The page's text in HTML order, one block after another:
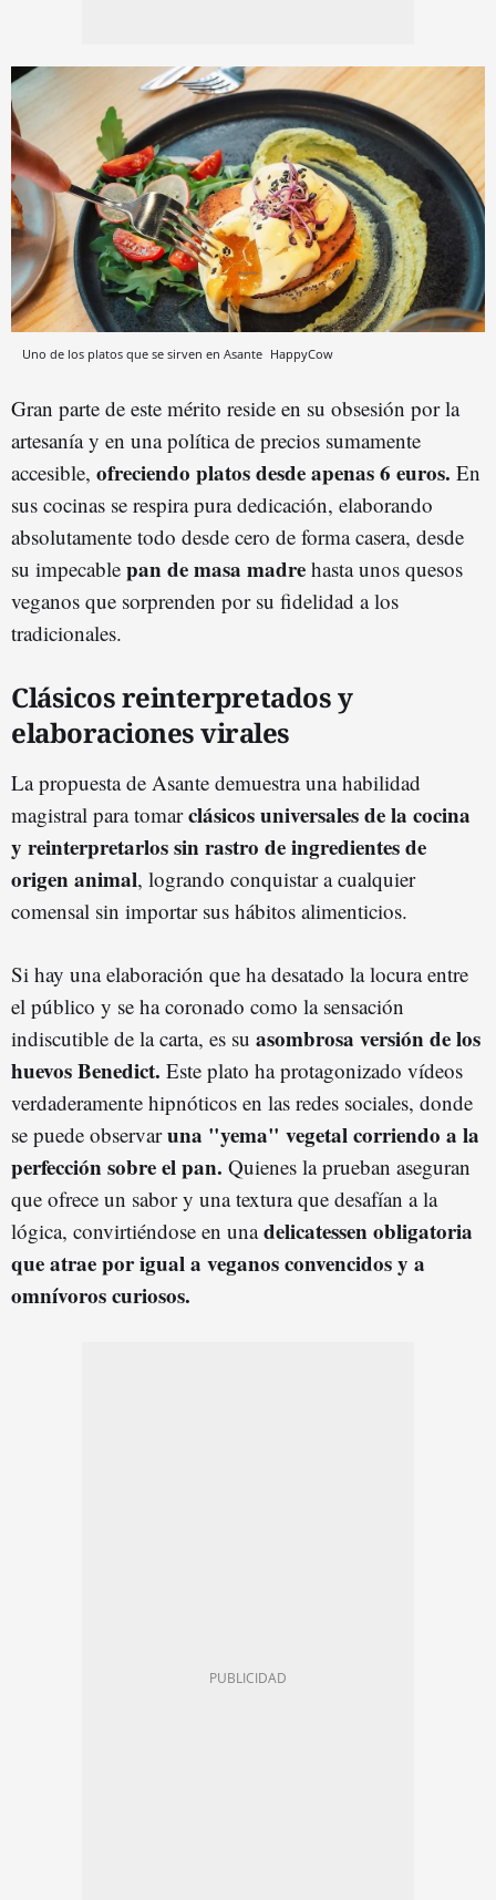
Uno de los platos que se sirven en Asante HappyCow
Gran parte de este mérito reside en su obsesión por la
artesanía y en una política de precios sumamente
accesible, ofreciendo platos desde apenas 6 euros. En
sus cocinas se respira pura dedicación, elaborando
absolutamente todo desde cero de forma casera, desde
su impecable pan de masa madre hasta unos quesos
veganos que sorprenden por su fidelidad a los
tradicionales.
Clásicos reinterpretados y
elaboraciones virales
La propuesta de Asante demuestra una habilidad
magistral para tomarclásicos universales de la cocina
y reinterpretarlos sin rastro de ingredientes de
origen animal, logrando conquistar a cualquier
comensal sin importar sus hábitos alimenticios.
Si hay una elaboración que ha desatado la locura entre
el público y se ha coronado como la sensación
indiscutible de la carta, es su asombrosa versión de los
huevos Benedict. Este plato ha protagonizado vídeos
verdaderamente hipnóticos en las redes sociales, donde
se puede observaruna "yema" vegetal corriendo a la
perfección sobre el pan. Quienes la prueban aseguran
que ofrece un sabor y una textura que desafían a la
lógica, convirtiéndose en unadelicatessen obligatoria
que atrae por igual a veganos convencidos y a
omnívoros curiosos.